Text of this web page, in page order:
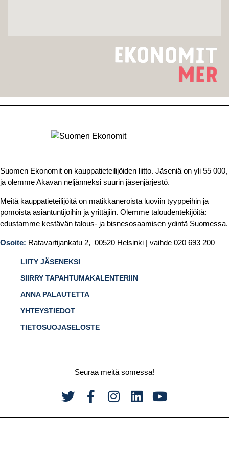
Suomen Ekonomit on kauppatieteilijöiden liitto. Jäseniä on yli 55 000,
ja olemme Akavan neljänneksi suurin jäsenjärjestö.
Meitä kauppatieteilijöitä on matikkaneroista luoviin tyyppeihin ja
pomoista asiantuntijoihin ja yrittäjiin. Olemme taloudentekijöitä:
edustamme kestävän talous- ja bisnesosaamisen ydintä Suomessa.
Osoite: Ratavartijankatu 2, 00520 Helsinki | vaihde 020 693 200
LIITY JÄSENEKSI
SIIRRY TAPAHTUMAKALENTERIIN
ANNA PALAUTETTA
YHTEYSTIEDOT
TIETOSUOJASELOSTE
Seuraa meitä somessa!